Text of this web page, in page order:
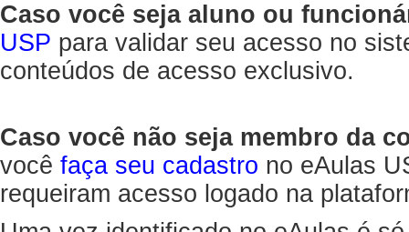
Caso você seja aluno ou
USP para validar seu acesso no
conteúdos de acesso exclusivo.
Caso você não seja membro da
você faça seu cadastro no eAulas
requeiram acesso logado na